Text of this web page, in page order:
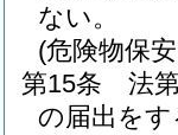
ない。
(危険物保
第15条
法
の届出を